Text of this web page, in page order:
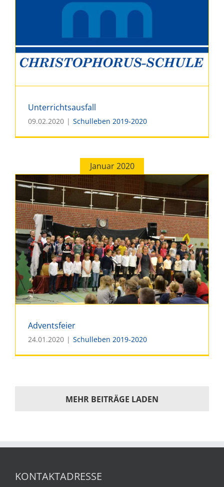
Unterrichtsausfall
Unterrichtsausfall
09.02.2020 | Schulleben 2019-2020
Januar 2020
Adventsfeier
24.01.2020 | Schulleben 2019-2020
MEHR BEITRÄGE LADEN
KONTAKTADRESSE